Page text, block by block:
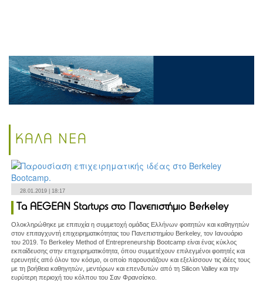
ΚΑΛΑ ΝΕΑ
28.01.2019 | 18:17
Τα AEGEAN Startups στο Πανεπιστήμιο Berkeley
Ολοκληρώθηκε με επιτυχία η συμμετοχή ομάδας Ελλήνων φοιτητών και καθηγητών
στον επιταγχυντή επιχειρηματικότητας του Πανεπιστημίου Berkeley, τον Ιανουάριο
του 2019. Το Berkeley Method of Entrepreneurship Bootcamp είναι ένας κύκλος
εκπαίδευσης στην επιχειρηματικότητα, όπου συμμετέχουν επιλεγμένοι φοιτητές και
ερευνητές από όλον τον κόσμο, οι οποίο παρουσιάζουν και εξελίσσουν τις ιδέες τους
με τη βοήθεια καθηγητών, μεντόρων και επενδυτών από τη Silicon Valley και την
ευρύτερη περιοχή του κόλπου του Σαν Φρανσίσκο.